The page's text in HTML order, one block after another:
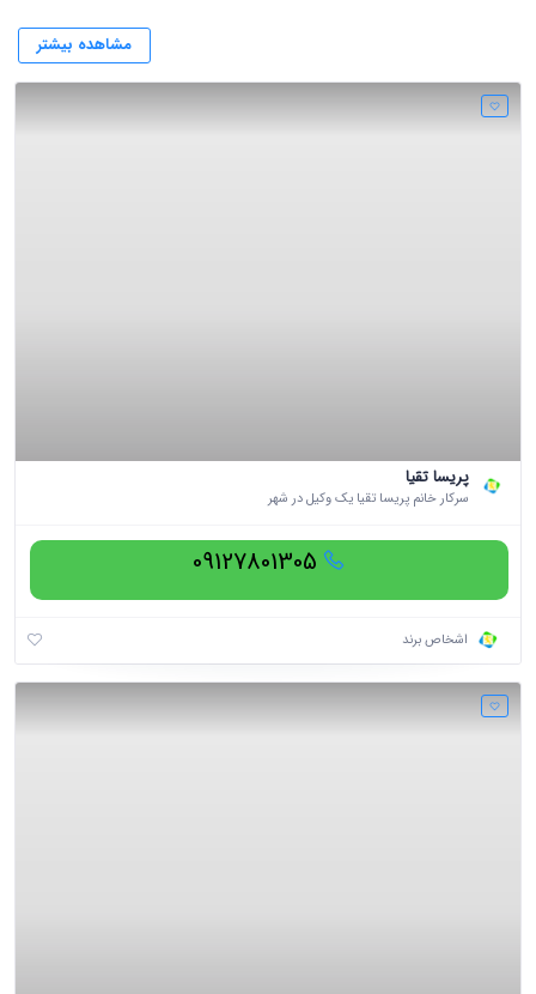
مشاهده بیشتر
پریسا تقیا
سرکار خانم پریسا تقیا یک وکیل در شهر
09127801305
اشخاص برند